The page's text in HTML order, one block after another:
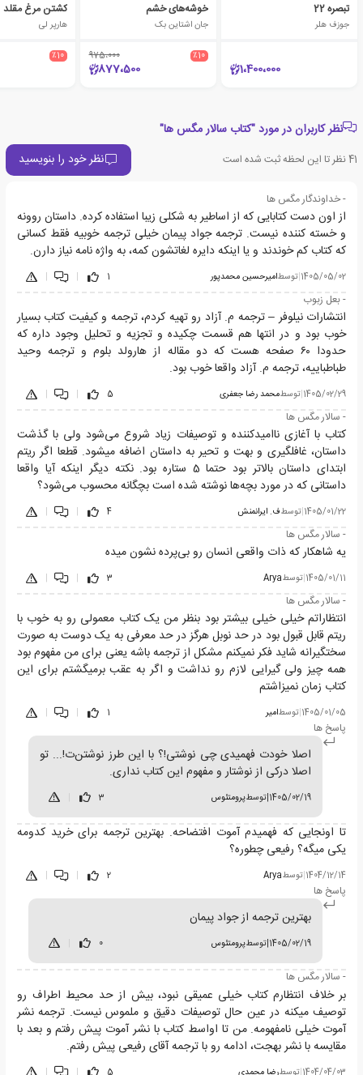
تبصره 22
جوزف هلر
1،400،000
خوشه‌های خشم
جان اشتاین بک
٪10 975،000
877،500
کشتن مرغ مقلد
هارپر لی
٪10
نظر کاربران در مورد "کتاب سالار مگس ها"
41 نظر تا این لحظه ثبت شده است نظر خود را بنویسید
- خداوندگار مگس ها
از اون دست کتابایی که از اساطیر به شکلی زیبا استفاده کرده. داستان روونه
و خسته کننده نیست. ترجمه جواد پیمان خیلی ترجمه خوبیه فقط کسانی
که کتاب کم خوندند و یا اینکه دایره لغاتشون کمه، به واژه نامه نیاز دارن.
1405/05/02 توسطاميرحسين محمدپور 1
- بعل زبوب
انتشارات نیلوفر – ترجمه م. آزاد رو تهیه کردم، ترجمه و کیفیت کتاب بسیار
خوب بود و در انتها هم قسمت چکیده و تجزیه و تحلیل وجود داره که
حدودا ۶۰ صفحه هست که دو مقاله از هارولد بلوم و ترجمه وحید
طباطباییه، ترجمه م. آزاد واقعا خوب بود.
1405/02/29 توسطمحمد رضا جعفری 5
- سالار مگس ها
کتاب با آغازی ناامیدکننده و توصیفات زیاد شروع می‌شود ولی با گذشت
داستان، غافلگیری و بهت و تحیر به داستان اضافه میشود. قطعا اگر ریتم
ابتدای داستان بالاتر بود حتما 5 ستاره بود. نکته دیگر اینکه آیا واقعا
داستانی که در مورد بچه‌ها نوشته شده است بچگانه محسوب می‌شود؟
1405/01/22 توسطف. ایرانمنش 4
- سالار مگس ها
یه شاهکار که ذات واقعی انسان رو بی‌پرده نشون میده
1405/01/11 توسطArya
3
- سالار مگس ها
انتظاراتم خیلی خیلی بیشتر بود بنظر من یک کتاب معمولی رو به خوب با
ریتم قابل قبول بود در حد نوبل هرگز در حد معرفی به یک دوست به صورت
سختگیرانه شاید فکر نمیکنم مشکل از ترجمه باشه یعنی برای من مفهوم بود
همه چیز ولی گیرایی لازم رو نداشت و اگر به عقب برمیگشتم برای این
کتاب زمان نمیزاشتم
1405/01/05 توسطامیر 1
پاسخ ها
اصلا خودت فهمیدی چی نوشتی!؟ با این طرز نوشتن‌ت!... تو
اصلا درکی از نوشتار و مفهوم این کتاب نداری.
1405/02/19
|توسطپرومتئوس 3
تا اونجایی که فهمیدم آموت افتضاحه. بهترین ترجمه برای خرید کدومه
یکی میگه؟ رفیعی چطوره؟
1404/12/14 توسطArya
2
پاسخ ها
بهترین ترجمه از جواد پیمان
1405/02/19
|توسطپرومتئوس 0
- سالار مگس ها
بر خلاف انتظارم کتاب خیلی عمیقی نبود، بیش از حد محیط اطراف رو
توصیف میکنه در عین حال توصیفات دقیق و ملموس نیست. ترجمه نشر
آموت خیلی نامفهومه. من تا اواسط کتاب با نشر آموت پیش رفتم و بعد با
مقایسه با نشر بهجت، ادامه رو با ترجمه آقای رفیعی پیش رفتم.
1404/04/03
|توسطرضا محمدی 5
|
|